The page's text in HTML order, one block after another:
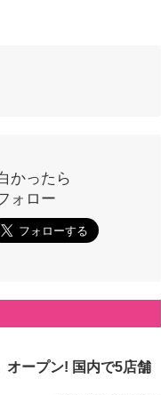
かったら
ォロー
オープン! 国内で5店舗